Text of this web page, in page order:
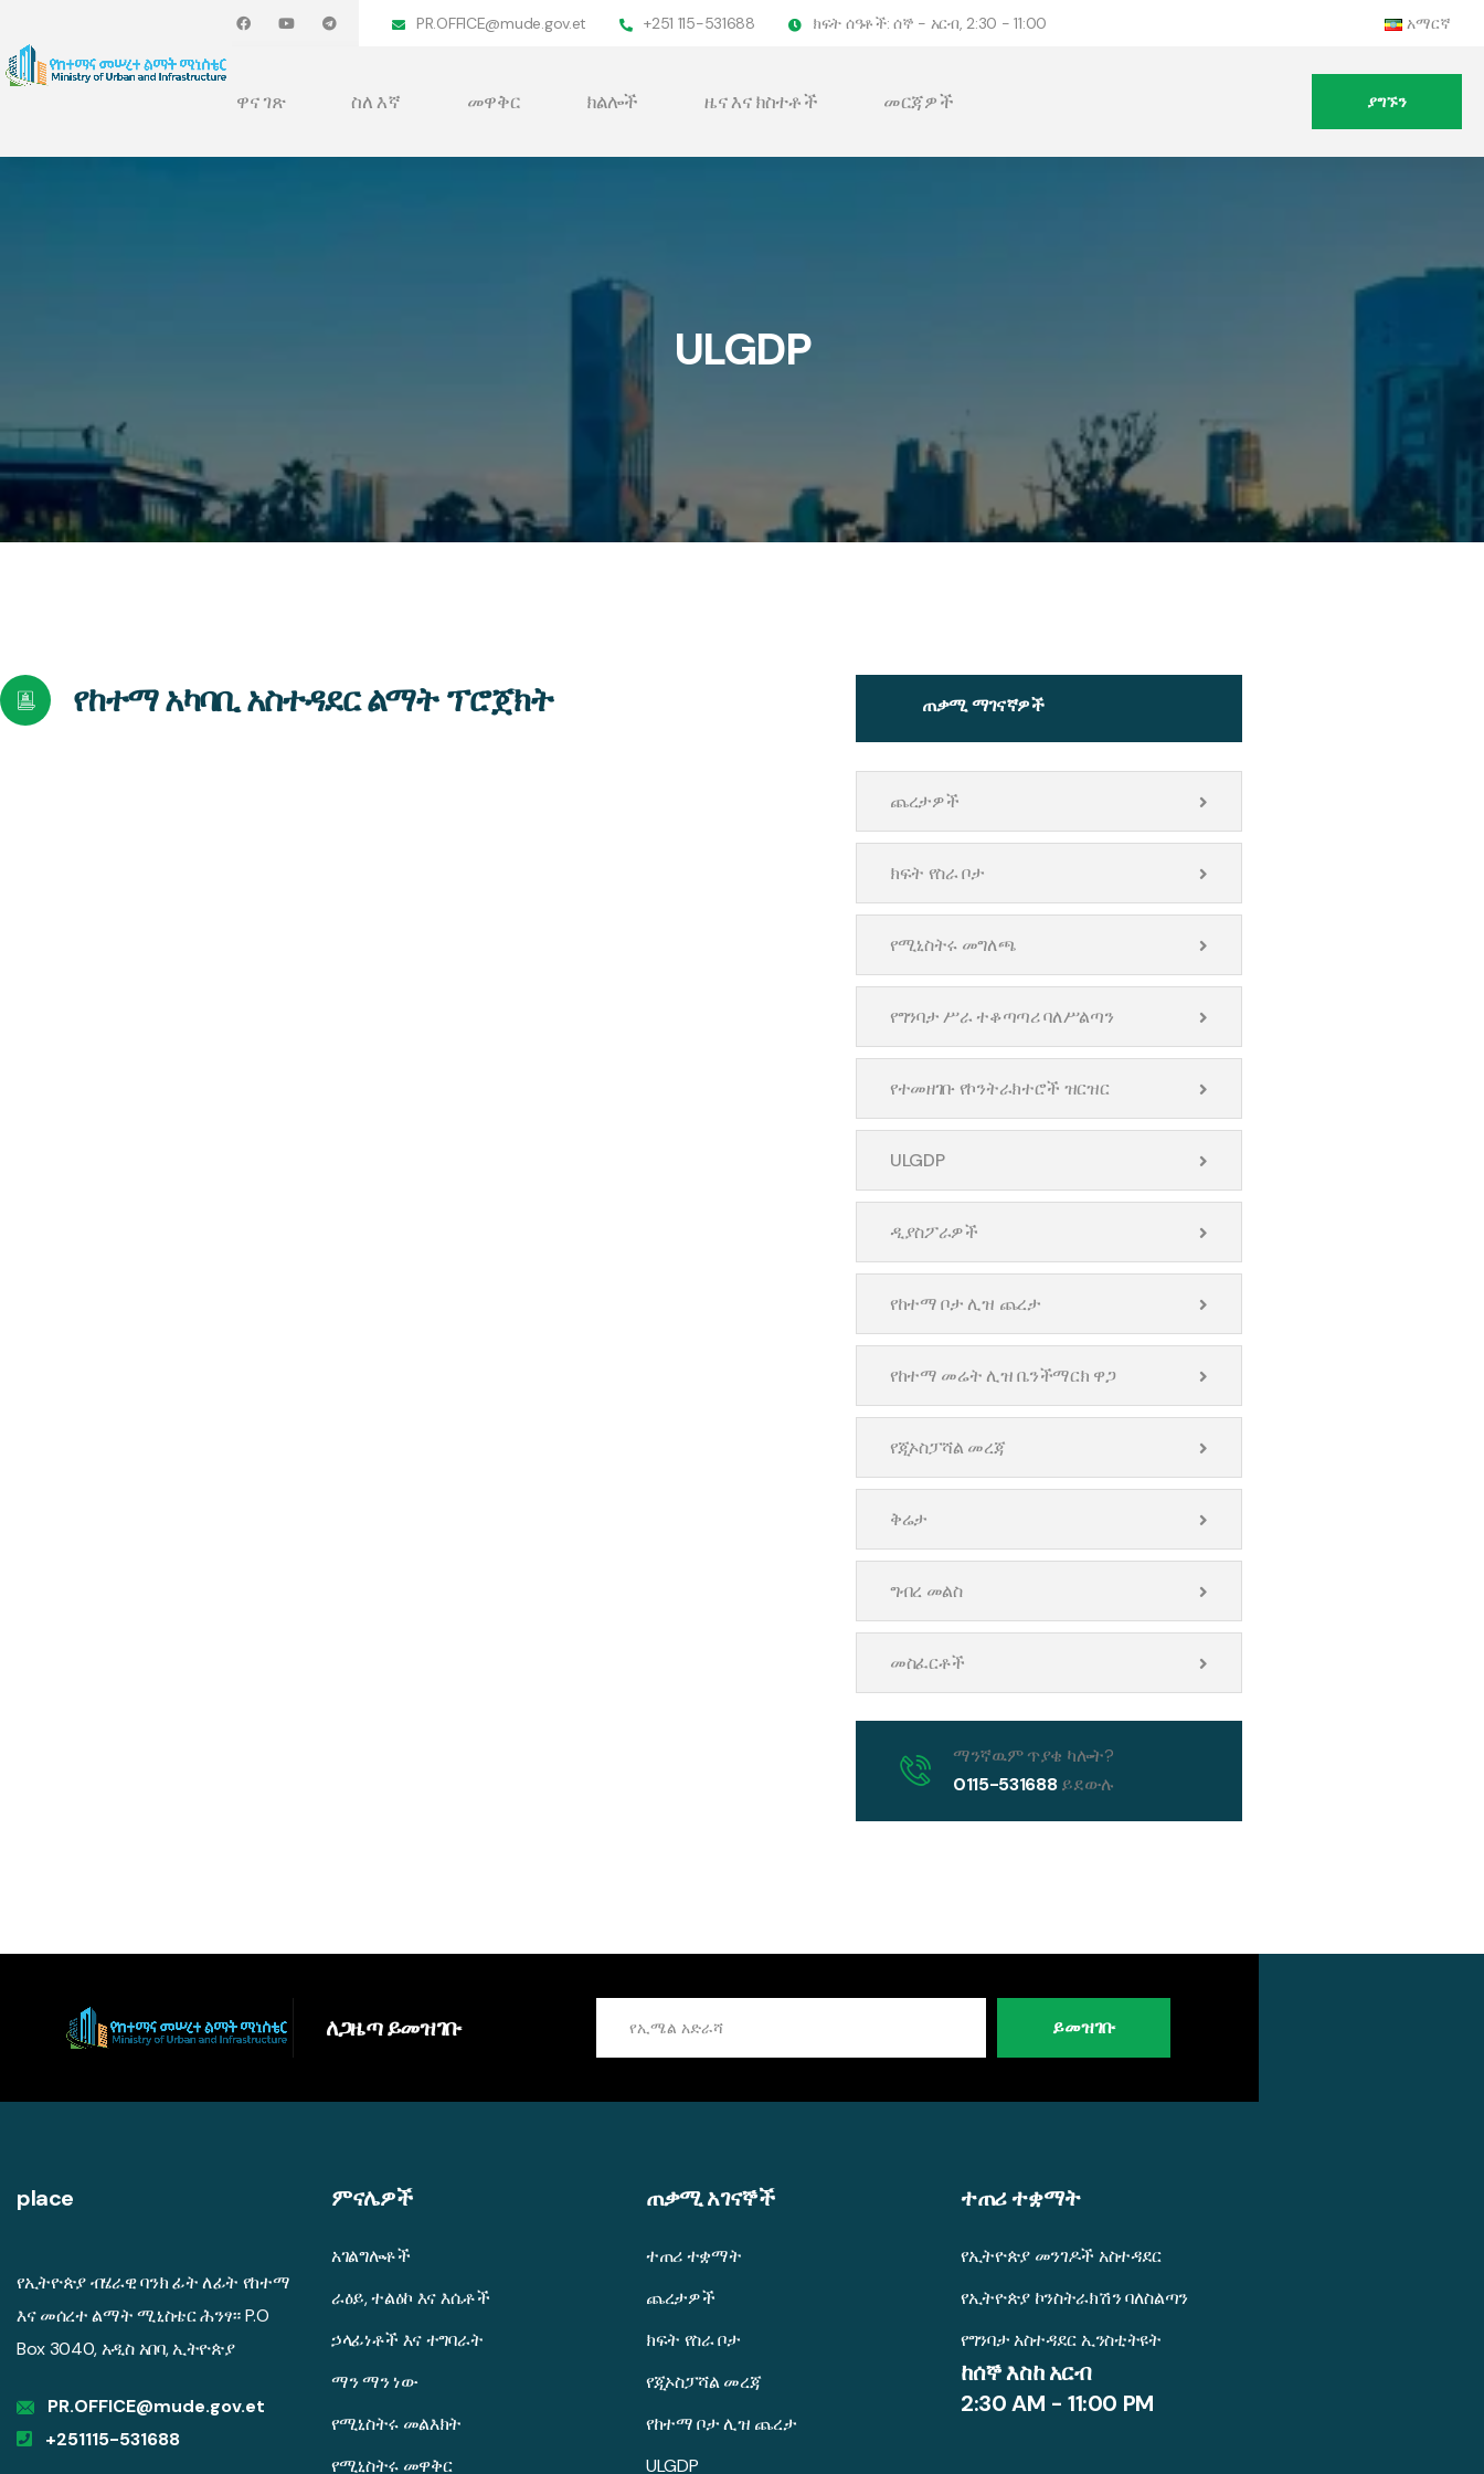
PR.OFFICE@mude.gov.et +251 115-531688 ክፍት ሰዓቶች: ሰኞ - አርብ, 2:30 - 11:00 አማርኛ
ዋና ገጽ ስለ እኛ መዋቅር ክልሎች ዜና እና ክስተቶች መርጃዎች ያግኙን
ULGDP
የከተማ አካባቢ አስተዳደር ልማት ፕሮጀክት ጠቃሚ ማገናኛዎች
ጨረታዎች
ክፍት የስራ ቦታ
የሚኒስትሩ መግለጫ
የግንባታ ሥራ ተቆጣጣሪ ባለሥልጣን
የተመዘገቡ የኮንትራክተሮች ዝርዝር
ULGDP
ዲያስፖራዎች
የከተማ ቦታ ሊዝ ጨረታ
የከተማ መሬት ሊዝ ቤንችማርክ ዋጋ
የጂኦስፓሻል መረጃ
ቅሬታ
ግብረ መልስ
መስፈርቶች
ማንኛዉም ጥያቄ ካሎት?
0115-531688ይደውሉ
ለጋዜጣ ይመዝገቡ ይመዝገቡ
place
የኢትዮጵያ ብሄራዊ ባንክ ፊት ለፊት የከተማ
እና መሰረተ ልማት ሚኒስቴር ሕንፃ። P.O
Box 3040, አዲስ አበባ, ኢትዮጵያ
PR.OFFICE@mude.gov.et
+251115-531688
ምናሌዎች
አገልግሎቶች
ራዕይ, ተልዕኮ እና እሴቶች
ኃላፊነቶች እና ተግባራት
ማን ማን ነው
የሚኒስትሩ መልእክት
የሚኒስትሩ መዋቅር
ጠቃሚ አገናኞች
ተጠሪ ተቋማት
ጨረታዎች
ክፍት የስራ ቦታ
የጂኦስፓሻል መረጃ
የከተማ ቦታ ሊዝ ጨረታ
ULGDP
ተጠሪ ተቋማት
የኢትዮጵያ መንገዶች አስተዳደር
የኢትዮጵያ ኮንስትራክሽን ባለስልጣን
የግንባታ አስተዳደር ኢንስቲትዩት
ከሰኞ እስከ አርብ
2:30 AM - 11:00 PM